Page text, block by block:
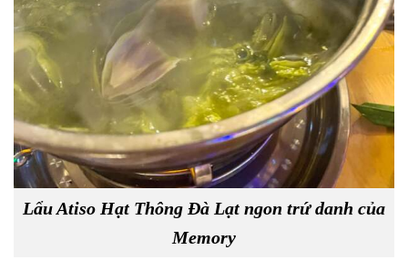
Lẩu Atiso Hạt Thông Đà Lạt ngon trứ danh của
Memory